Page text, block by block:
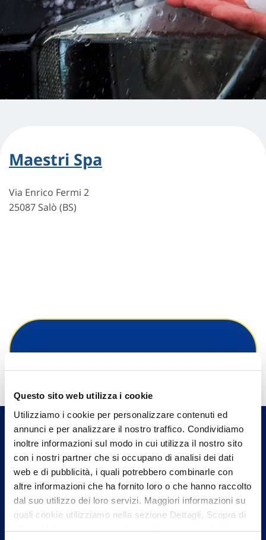
Questo sito web utilizza i cookie
Utilizziamo i cookie per personalizzare contenuti ed
annunci e per analizzare il nostro traffico. Condividiamo
inoltre informazioni sul modo in cui utilizza il nostro sito
con i nostri partner che si occupano di analisi dei dati
web e di pubblicità, i quali potrebbero combinarle con
altre informazioni che ha fornito loro o che hanno raccolto
dal suo utilizzo dei loro servizi. Maggiori informazioni su
quali cookie utilizziamo nella sezione Dettagli. Scopra di
più su chi siamo, come può contattarci e come trattiamo i
Maestri Spa
Via Enrico Fermi 2
25087 Salò (BS)
Trova l'Agenzia più vicina a te e parla con
un nostro Agente.
Contattaci